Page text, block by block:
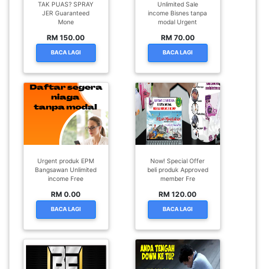
TAK PUAS? SPRAY
JER Guaranteed
Mone
RM 150.00
BACA LAGI
Unlimited Sale
income Bisnes tanpa
modal Urgent
RM 70.00
BACA LAGI
Urgent produk EPM
Bangsawan Unlimited
income Free
RM 0.00
BACA LAGI
Now! Special Offer
beli produk Approved
member Fre
RM 120.00
BACA LAGI